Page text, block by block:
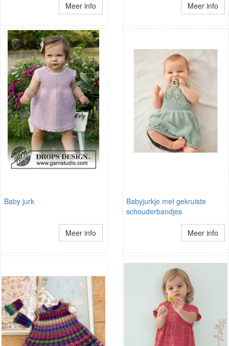
Meer info Meer info
Baby jurk
Meer info
Babyjurkje met gekruiste
schouderbandjes
Meer info